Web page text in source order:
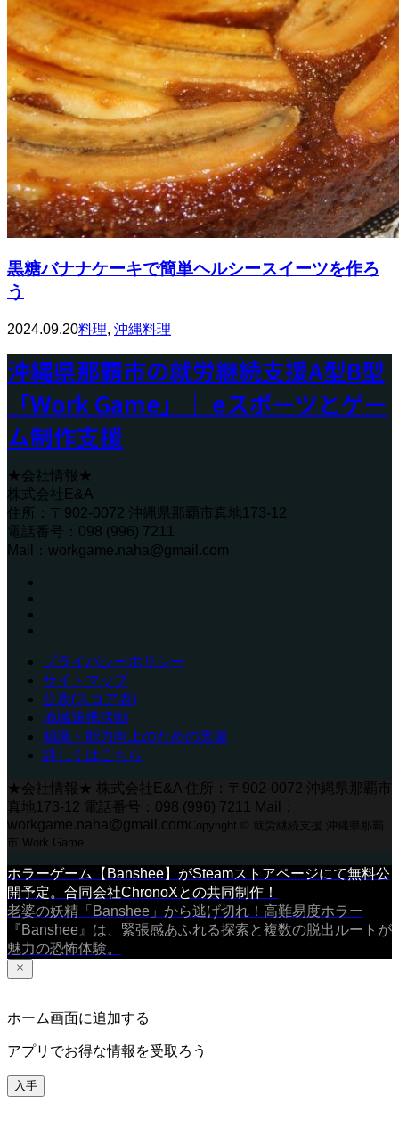
黒糖バナナケーキで簡単ヘルシースイーツを作ろ
う
2024.09.20料理, 沖縄料理
沖縄県那覇市の就労継続支援A型B型
「Work Game」｜ eスポーツとゲー
ム制作支援
★会社情報★
株式会社E&A
住所：〒902-0072 沖縄県那覇市真地173-12
電話番号：098 (996) 7211
Mail：workgame.naha@gmail.com
プライバシーポリシー
サイトマップ
公表(スコア表)
地域連携活動
知識・能力向上のための支援
詳しくはこちら
★会社情報★ 株式会社E&A 住所：〒902-0072 沖縄県那覇市
真地173-12 電話番号：098 (996) 7211 Mail：
workgame.naha@gmail.comCopyright © 就労継続支援 沖縄県那覇
市 Work Game
ホラーゲーム【Banshee】がSteamストアページにて無料公
開予定。合同会社ChronoXとの共同制作！
老婆の妖精「Banshee」から逃げ切れ！高難易度ホラー
『Banshee』は、緊張感あふれる探索と複数の脱出ルートが
魅力の恐怖体験。
ホーム画面に追加する
アプリでお得な情報を受取ろう
入手